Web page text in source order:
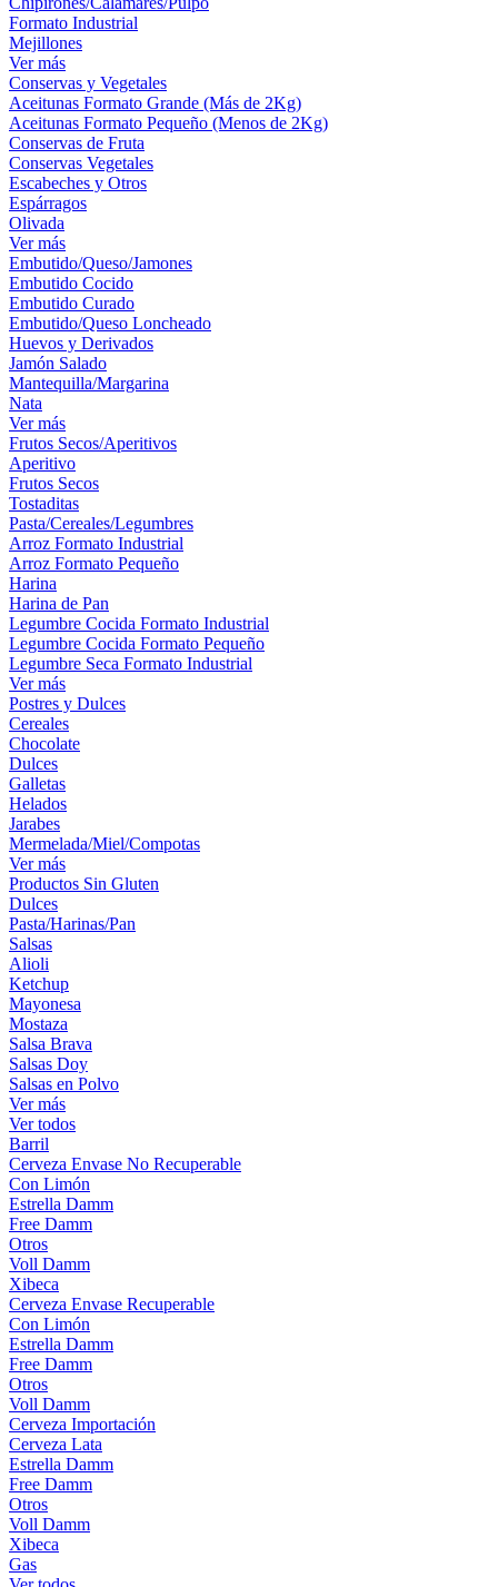
Formato Industrial
Mejillones
Ver más
Conservas y Vegetales
Aceitunas Formato Grande (Más de 2Kg)
Aceitunas Formato Pequeño (Menos de 2Kg)
Conservas de Fruta
Conservas Vegetales
Escabeches y Otros
Espárragos
Olivada
Ver más
Embutido/Queso/Jamones
Embutido Cocido
Embutido Curado
Embutido/Queso Loncheado
Huevos y Derivados
Jamón Salado
Mantequilla/Margarina
Nata
Ver más
Frutos Secos/Aperitivos
Aperitivo
Frutos Secos
Tostaditas
Pasta/Cereales/Legumbres
Arroz Formato Industrial
Arroz Formato Pequeño
Harina
Harina de Pan
Legumbre Cocida Formato Industrial
Legumbre Cocida Formato Pequeño
Legumbre Seca Formato Industrial
Ver más
Postres y Dulces
Cereales
Chocolate
Dulces
Galletas
Helados
Jarabes
Mermelada/Miel/Compotas
Ver más
Productos Sin Gluten
Dulces
Pasta/Harinas/Pan
Salsas
Alioli
Ketchup
Mayonesa
Mostaza
Salsa Brava
Salsas Doy
Salsas en Polvo
Ver más
Ver todos
Barril
Cerveza Envase No Recuperable
Con Limón
Estrella Damm
Free Damm
Otros
Voll Damm
Xibeca
Cerveza Envase Recuperable
Con Limón
Estrella Damm
Free Damm
Otros
Voll Damm
Cerveza Importación
Cerveza Lata
Estrella Damm
Free Damm
Otros
Voll Damm
Xibeca
Gas